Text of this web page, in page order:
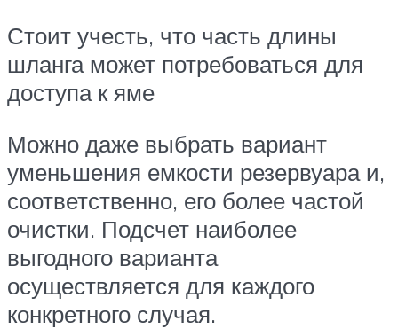
Стоит учесть, что часть длины
шланга может потребоваться для
доступа к яме
Можно даже выбрать вариант
уменьшения емкости резервуара и,
соответственно, его более частой
очистки. Подсчет наиболее
выгодного варианта
осуществляется для каждого
конкретного случая.